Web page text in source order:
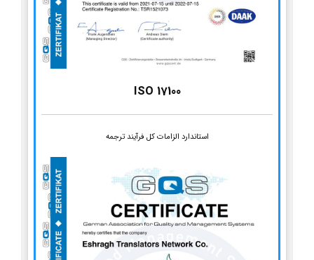
ISO 17100
استاندارد الزامات کل فرآیند ترجمه